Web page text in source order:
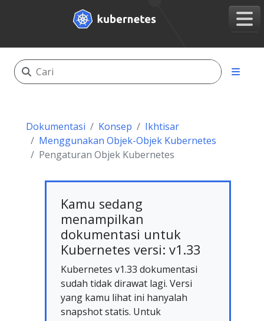
Dokumentasi Konsep
Ikhtisar
Menggunakan Objek-Objek Kubernetes
Pengaturan Objek Kubernetes
Kamu sedang
menampilkan
dokumentasi untuk
Kubernetes versi: v1.33
Kubernetes v1.33 dokumentasi
sudah tidak dirawat lagi. Versi
yang kamu lihat ini hanyalah
snapshot statis. Untuk